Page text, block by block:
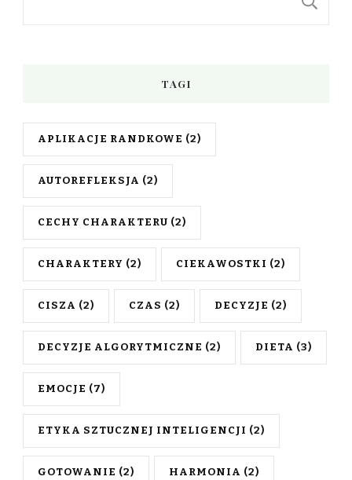
TAGI
APLIKACJE RANDKOWE (2)
AUTOREFLEKSJA (2)
CECHY CHARAKTERU (2)
CHARAKTERY (2) CIEKAWOSTKI (2)
CISZA (2) CZAS (2) DECYZJE (2)
DECYZJE ALGORYTMICZNE (2) DIETA (3)
EMOCJE (7)
ETYKA SZTUCZNEJ INTELIGENCJI (2)
GOTOWANIE (2) HARMONIA (2)